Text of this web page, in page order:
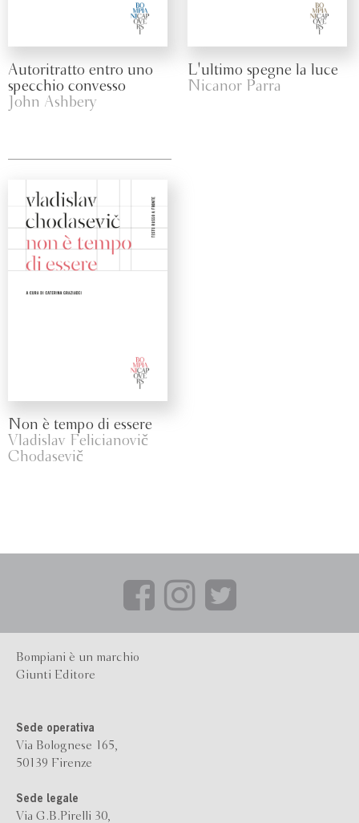
Autoritratto entro uno
specchio convesso
John Ashbery
L'ultimo spegne la luce
Nicanor Parra
Non è tempo di essere
Vladislav Felicianovič
Chodasevič
Bompiani è un marchio
Giunti Editore
Sede operativa
Via Bolognese 165,
50139 Firenze
Sede legale
Via G.B.Pirelli 30,